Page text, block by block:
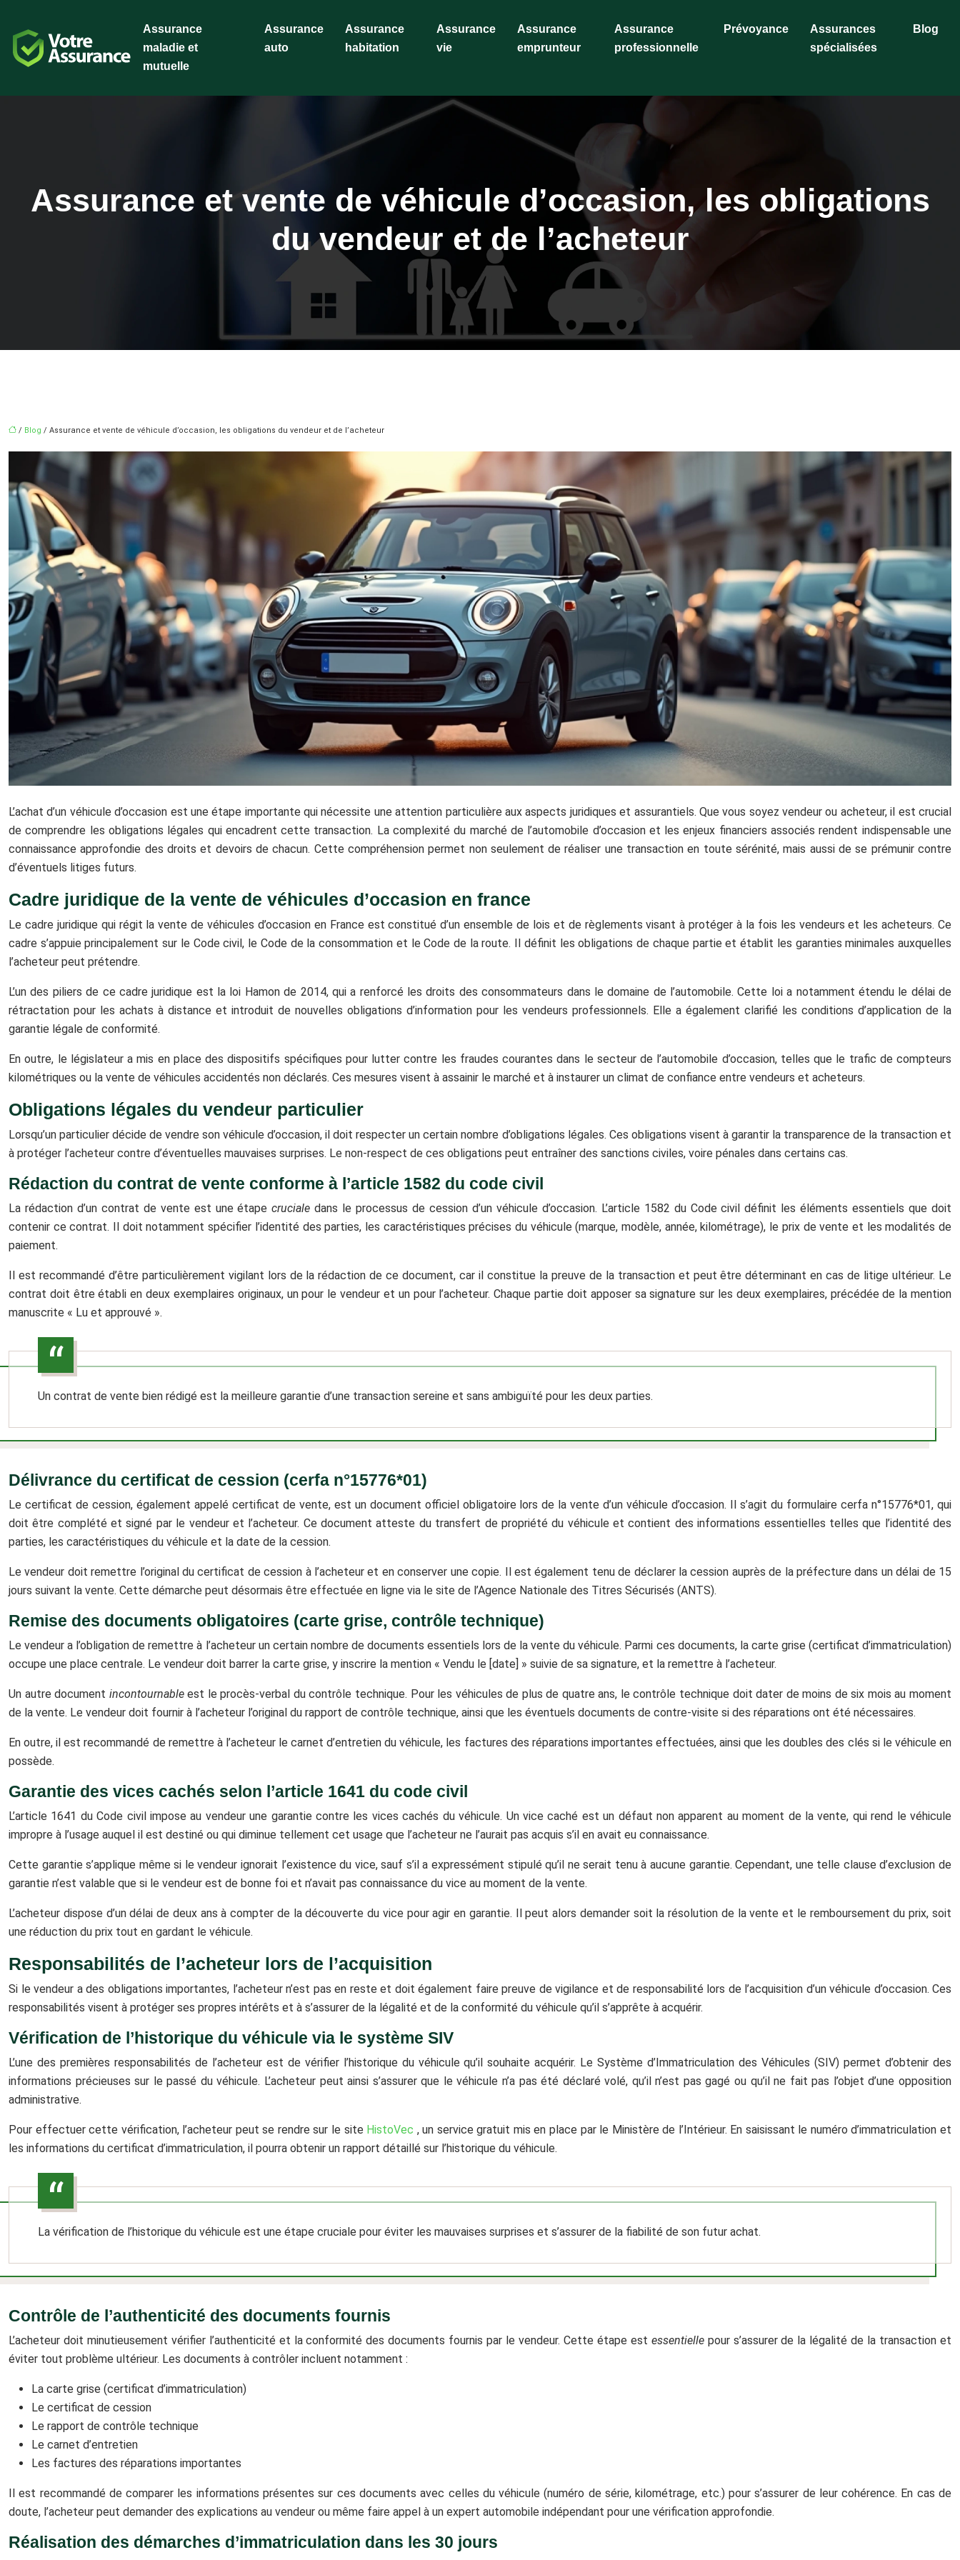
Assurance
maladie et
mutuelle
Assurance
auto
Assurance
habitation
Assurance
vie
Assurance
emprunteur
Assurance
professionnelle
Prévoyance
Assurances
spécialisées
Blog
Assurance et vente de véhicule d’occasion, les obligations
du vendeur et de l’acheteur
/ Blog / Assurance et vente de véhicule d’occasion, les obligations du vendeur et de l’acheteur
L’achat d’un véhicule d’occasion est une étape importante qui nécessite une attention particulière aux aspects juridiques et assurantiels. Que vous soyez vendeur ou acheteur, il est crucial
de comprendre les obligations légales qui encadrent cette transaction. La complexité du marché de l’automobile d’occasion et les enjeux financiers associés rendent indispensable une
connaissance approfondie des droits et devoirs de chacun. Cette compréhension permet non seulement de réaliser une transaction en toute sérénité, mais aussi de se prémunir contre
d’éventuels litiges futurs.
Cadre juridique de la vente de véhicules d’occasion en france
Le cadre juridique qui régit la vente de véhicules d’occasion en France est constitué d’un ensemble de lois et de règlements visant à protéger à la fois les vendeurs et les acheteurs. Ce
cadre s’appuie principalement sur le Code civil, le Code de la consommation et le Code de la route. Il définit les obligations de chaque partie et établit les garanties minimales auxquelles
l’acheteur peut prétendre.
L’un des piliers de ce cadre juridique est la loi Hamon de 2014, qui a renforcé les droits des consommateurs dans le domaine de l’automobile. Cette loi a notamment étendu le délai de
rétractation pour les achats à distance et introduit de nouvelles obligations d’information pour les vendeurs professionnels. Elle a également clarifié les conditions d’application de la
garantie légale de conformité.
En outre, le législateur a mis en place des dispositifs spécifiques pour lutter contre les fraudes courantes dans le secteur de l’automobile d’occasion, telles que le trafic de compteurs
kilométriques ou la vente de véhicules accidentés non déclarés. Ces mesures visent à assainir le marché et à instaurer un climat de confiance entre vendeurs et acheteurs.
Obligations légales du vendeur particulier
Lorsqu’un particulier décide de vendre son véhicule d’occasion, il doit respecter un certain nombre d’obligations légales. Ces obligations visent à garantir la transparence de la transaction et
à protéger l’acheteur contre d’éventuelles mauvaises surprises. Le non-respect de ces obligations peut entraîner des sanctions civiles, voire pénales dans certains cas.
Rédaction du contrat de vente conforme à l’article 1582 du code civil
La rédaction d’un contrat de vente est une étapecrucialedans le processus de cession d’un véhicule d’occasion. L’article 1582 du Code civil définit les éléments essentiels que doit
contenir ce contrat. Il doit notamment spécifier l’identité des parties, les caractéristiques précises du véhicule (marque, modèle, année, kilométrage), le prix de vente et les modalités de
paiement.
Il est recommandé d’être particulièrement vigilant lors de la rédaction de ce document, car il constitue la preuve de la transaction et peut être déterminant en cas de litige ultérieur. Le
contrat doit être établi en deux exemplaires originaux, un pour le vendeur et un pour l’acheteur. Chaque partie doit apposer sa signature sur les deux exemplaires, précédée de la mention
manuscrite « Lu et approuvé ».
Un contrat de vente bien rédigé est la meilleure garantie d’une transaction sereine et sans ambiguïté pour les deux parties.
Délivrance du certificat de cession (cerfa n°15776*01)
Le certificat de cession, également appelé certificat de vente, est un document officiel obligatoire lors de la vente d’un véhicule d’occasion. Il s’agit du formulaire cerfa n°15776*01, qui
doit être complété et signé par le vendeur et l’acheteur. Ce document atteste du transfert de propriété du véhicule et contient des informations essentielles telles que l’identité des
parties, les caractéristiques du véhicule et la date de la cession.
Le vendeur doit remettre l’original du certificat de cession à l’acheteur et en conserver une copie. Il est également tenu de déclarer la cession auprès de la préfecture dans un délai de 15
jours suivant la vente. Cette démarche peut désormais être effectuée en ligne via le site de l’Agence Nationale des Titres Sécurisés (ANTS).
Remise des documents obligatoires (carte grise, contrôle technique)
Le vendeur a l’obligation de remettre à l’acheteur un certain nombre de documents essentiels lors de la vente du véhicule. Parmi ces documents, la carte grise (certificat d’immatriculation)
occupe une place centrale. Le vendeur doit barrer la carte grise, y inscrire la mention « Vendu le [date] » suivie de sa signature, et la remettre à l’acheteur.
Un autre document incontournableest le procès-verbal du contrôle technique. Pour les véhicules de plus de quatre ans, le contrôle technique doit dater de moins de six mois au moment
de la vente. Le vendeur doit fournir à l’acheteur l’original du rapport de contrôle technique, ainsi que les éventuels documents de contre-visite si des réparations ont été nécessaires.
En outre, il est recommandé de remettre à l’acheteur le carnet d’entretien du véhicule, les factures des réparations importantes effectuées, ainsi que les doubles des clés si le véhicule en
possède.
Garantie des vices cachés selon l’article 1641 du code civil
L’article 1641 du Code civil impose au vendeur une garantie contre les vices cachés du véhicule. Un vice caché est un défaut non apparent au moment de la vente, qui rend le véhicule
impropre à l’usage auquel il est destiné ou qui diminue tellement cet usage que l’acheteur ne l’aurait pas acquis s’il en avait eu connaissance.
Cette garantie s’applique même si le vendeur ignorait l’existence du vice, sauf s’il a expressément stipulé qu’il ne serait tenu à aucune garantie. Cependant, une telle clause d’exclusion de
garantie n’est valable que si le vendeur est de bonne foi et n’avait pas connaissance du vice au moment de la vente.
L’acheteur dispose d’un délai de deux ans à compter de la découverte du vice pour agir en garantie. Il peut alors demander soit la résolution de la vente et le remboursement du prix, soit
une réduction du prix tout en gardant le véhicule.
Responsabilités de l’acheteur lors de l’acquisition
Si le vendeur a des obligations importantes, l’acheteur n’est pas en reste et doit également faire preuve de vigilance et de responsabilité lors de l’acquisition d’un véhicule d’occasion. Ces
responsabilités visent à protéger ses propres intérêts et à s’assurer de la légalité et de la conformité du véhicule qu’il s’apprête à acquérir.
Vérification de l’historique du véhicule via le système SIV
L’une des premières responsabilités de l’acheteur est de vérifier l’historique du véhicule qu’il souhaite acquérir. Le Système d’Immatriculation des Véhicules (SIV) permet d’obtenir des
informations précieuses sur le passé du véhicule. L’acheteur peut ainsi s’assurer que le véhicule n’a pas été déclaré volé, qu’il n’est pas gagé ou qu’il ne fait pas l’objet d’une opposition
administrative.
Pour effectuer cette vérification, l’acheteur peut se rendre sur le site HistoVec , un service gratuit mis en place par le Ministère de l’Intérieur. En saisissant le numéro d’immatriculation et
les informations du certificat d’immatriculation, il pourra obtenir un rapport détaillé sur l’historique du véhicule.
La vérification de l’historique du véhicule est une étape cruciale pour éviter les mauvaises surprises et s’assurer de la fiabilité de son futur achat.
Contrôle de l’authenticité des documents fournis
L’acheteur doit minutieusement vérifier l’authenticité et la conformité des documents fournis par le vendeur. Cette étape est essentielle pour s’assurer de la légalité de la transaction et
éviter tout problème ultérieur. Les documents à contrôler incluent notamment :
La carte grise (certificat d’immatriculation)
Le certificat de cession
Le rapport de contrôle technique
Le carnet d’entretien
Les factures des réparations importantes
Il est recommandé de comparer les informations présentes sur ces documents avec celles du véhicule (numéro de série, kilométrage, etc.) pour s’assurer de leur cohérence. En cas de
doute, l’acheteur peut demander des explications au vendeur ou même faire appel à un expert automobile indépendant pour une vérification approfondie.
Réalisation des démarches d’immatriculation dans les 30 jours